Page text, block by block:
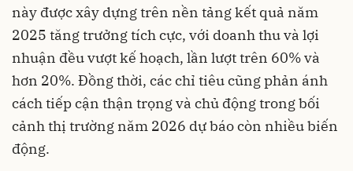
này được xây dựng trên nền tảng kết quả năm
2025 tăng trưởng tích cực, với doanh thu và lợi
nhuận đều vượt kế hoạch, lần lượt trên 60% và
hơn 20%. Đồng thời, các chỉ tiêu cũng phản ánh
cách tiếp cận thận trọng và chủ động trong bối
cảnh thị trường năm 2026 dự báo còn nhiều biến
động.